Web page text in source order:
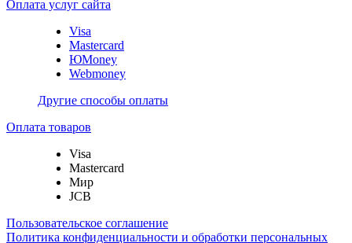
Оплата услуг сайта
Visa
Mastercard
ЮMoney
Webmoney
Другие способы оплаты
Оплата товаров
Visa
Mastercard
Мир
JCB
Пользовательское соглашение
Политика конфиденциальности и обработки персональных